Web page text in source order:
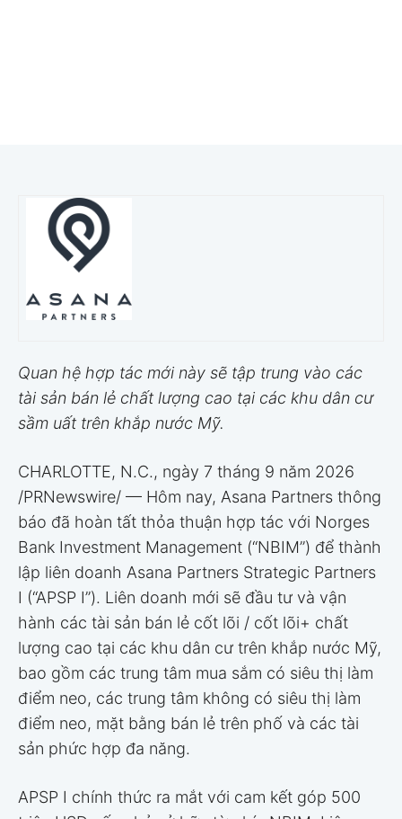
Quan hệ hợp tác mới này sẽ tập trung vào các
tài sản bán lẻ chất lượng cao tại các khu dân cư
sầm uất trên khắp nước Mỹ.
CHARLOTTE, N.C., ngày 7 tháng 9 năm 2026
/PRNewswire/ — Hôm nay, Asana Partners thông
báo đã hoàn tất thỏa thuận hợp tác với Norges
Bank Investment Management (“NBIM”) để thành
lập liên doanh Asana Partners Strategic Partners
I (“APSP I”). Liên doanh mới sẽ đầu tư và vận
hành các tài sản bán lẻ cốt lõi / cốt lõi+ chất
lượng cao tại các khu dân cư trên khắp nước Mỹ,
bao gồm các trung tâm mua sắm có siêu thị làm
điểm neo, các trung tâm không có siêu thị làm
điểm neo, mặt bằng bán lẻ trên phố và các tài
sản phức hợp đa năng.
APSP I chính thức ra mắt với cam kết góp 500